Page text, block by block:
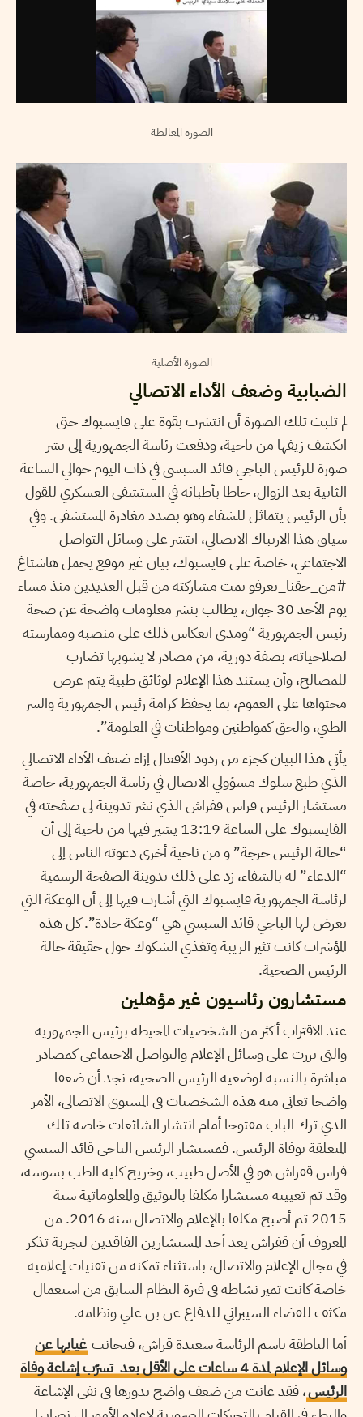
الصورة المغالطة
الصورة الأصلية
الضبابية وضعف الأداء الاتصالي
لم تلبث تلك الصورة أن انتشرت بقوة على فايسبوك حتى
انكشف زيفها من ناحية، ودفعت رئاسة الجمهورية إلى نشر
صورة للرئيس الباجي قائد السبسي في ذات اليوم حوالي الساعة
الثانية بعد الزوال، حاطا بأطبائه في المستشفى العسكري للقول
بأن الرئيس يتماثل للشفاء وهو بصدد مغادرة المستشفى. وفي
سياق هذا الارتباك الاتصالي، انتشر على وسائل التواصل
الاجتماعي، خاصة على فايسبوك، بيان غير موقع يحمل هاشتاغ
#من_حقنا_نعرفو تمت مشاركته من قبل العديدين منذ مساء
يوم الأحد 30 جوان، يطالب بنشر معلومات واضحة عن صحة
رئيس الجمهورية “ومدى انعكاس ذلك على منصبه وممارسته
لصلاحياته، بصفة دورية، من مصادر لا يشوبها تضارب
للمصالح، وأن يستند هذا الإعلام لوثائق طبية يتم عرض
محتواها على العموم، بما يحفظ كرامة رئيس الجمهورية والسر
الطبي، والحق كمواطنين ومواطنات في المعلومة”.
يأتي هذا البيان كجزء من ردود الأفعال إزاء ضعف الأداء الاتصالي
الذي طبع سلوك مسؤولي الاتصال في رئاسة الجمهورية، خاصة
مستشار الرئيس فراس قفراش الذي نشر تدوينة لى صفحته في
الفايسبوك على الساعة 13:19 يشير فيها من ناحية إلى أن
“حالة الرئيس حرجة” و من ناحية أخرى دعوته الناس إلى
“الدعاء” له بالشفاء، زد على ذلك تدوينة الصفحة الرسمية
لرئاسة الجمهورية فايسبوك التي أشارت فيها إلى أن الوعكة التي
تعرض لها الباجي قائد السبسي هي “وعكة حادة”. كل هذه
المؤشرات كانت تثير الريبة وتغذي الشكوك حول حقيقة حالة
الرئيس الصحية.
مستشارون رئاسيون غير مؤهلين
عند الاقتراب أكثر من الشخصيات المحيطة برئيس الجمهورية
والتي برزت على وسائل الإعلام والتواصل الاجتماعي كمصادر
مباشرة بالنسبة لوضعية الرئيس الصحية، نجد أن ضعفا
واضحا تعاني منه هذه الشخصيات في المستوى الاتصالي، الأمر
الذي ترك الباب مفتوحا أمام انتشار الشائعات خاصة تلك
المتعلقة بوفاة الرئيس. فمستشار الرئيس الباجي قائد السبسي
فراس قفراش هو في الأصل طبيب، وخريج كلية الطب بسوسة،
وقد تم تعيينه مستشارا مكلفا بالتوثيق والمعلوماتية سنة
2015 ثم أصبح مكلفا بالإعلام والاتصال سنة 2016. من
المعروف أن قفراش يعد أحد المستشارين الفاقدين لتجربة تذكر
في مجال الإعلام والاتصال، باستثناء تمكنه من تقنيات إعلامية
خاصة كانت تميز نشاطه في فترة النظام السابق من استعمال
مكثف للفضاء السيبراني للدفاع عن بن علي ونظامه.
أما الناطقة باسم الرئاسة سعيدة قراش، فبجانب غيابها عن
وسائل الإعلام لمدة 4 ساعات على الأقل بعد تسرّب إشاعة وفاة
الرئيس، فقد عانت من ضعف واضح بدورها في نفي الإشاعة